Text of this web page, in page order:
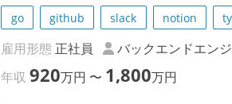
go github slack notion
雇用形態 正社員 バックエンドエン
年収920万円 〜 1,800万円